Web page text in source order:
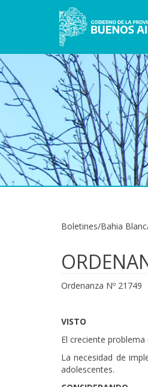
Boletines/Bahia
Ordenanza Nº 21749
VISTO
El creciente
La necesidad de
adolescentes.